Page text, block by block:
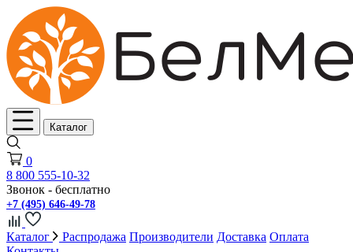
Каталог
0
8 800 555-10-32
Звонок - бесплатно
+7 (495) 646-49-78
Каталог Распродажа Производители Доставка Оплата